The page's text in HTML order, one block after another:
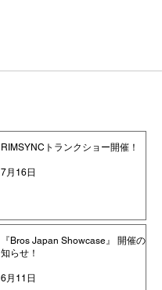
RIMSYNCトランクショー開催！
7月16日
『Bros Japan Showcase』 開催のお
知らせ！
6月11日